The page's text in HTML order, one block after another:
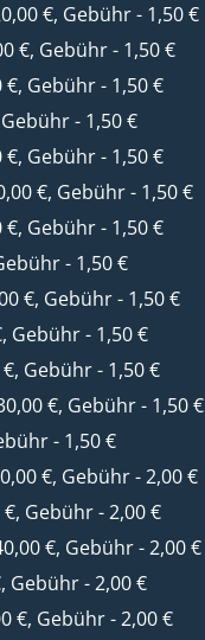
€, Gebühr - 1,50 €
€, Gebühr - 1,50 €
€, Gebühr - 1,50 €
- 1,50 €
€, Gebühr - 1,50 €
€, Gebühr - 1,50 €
€, Gebühr - 1,50 €
- 1,50 €
€, Gebühr - 1,50 €
Gebühr - 1,50 €
Gebühr - 1,50 €
€, Gebühr - 1,50 €
- 1,50 €
€, Gebühr - 2,00 €
Gebühr - 2,00 €
€, Gebühr - 2,00 €
Gebühr - 2,00 €
€, Gebühr - 2,00 €